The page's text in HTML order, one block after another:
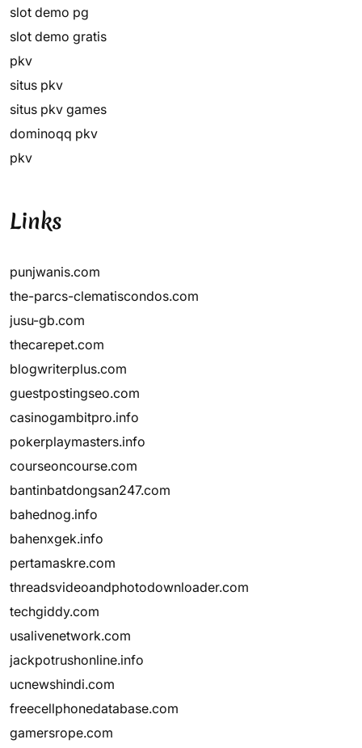
slot demo pg
slot demo gratis
pkv
situs pkv
situs pkv games
dominoqq pkv
pkv
Links
punjwanis.com
the-parcs-clematiscondos.com
jusu-gb.com
thecarepet.com
blogwriterplus.com
guestpostingseo.com
casinogambitpro.info
pokerplaymasters.info
courseoncourse.com
bantinbatdongsan247.com
bahednog.info
bahenxgek.info
pertamaskre.com
threadsvideoandphotodownloader.com
techgiddy.com
usalivenetwork.com
jackpotrushonline.info
ucnewshindi.com
freecellphonedatabase.com
gamersrope.com